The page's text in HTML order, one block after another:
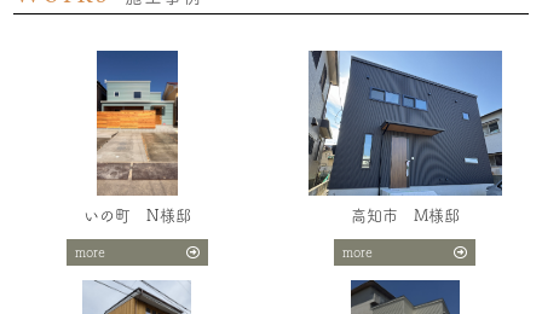
いの町 N様邸
more
高知市 M様邸
more